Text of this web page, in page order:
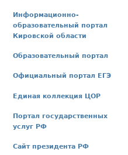
Информационно-
образовательный портал
Кировской области
Образовательный портал
Официальный портал ЕГЭ
Единая коллекция ЦОР
Портал государственных
услуг РФ
Сайт президента РФ